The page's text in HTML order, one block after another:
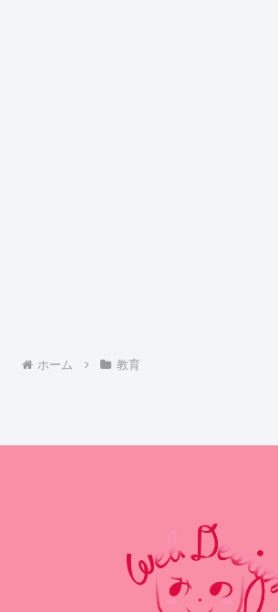
ホーム 教育